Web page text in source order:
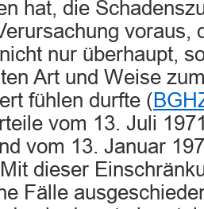
hat, die
voraus,
nur überhaupt,
Art und Weise
fühlen durfte (
vom 13. Juli
vom 13. Januar
dieser
Fälle